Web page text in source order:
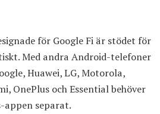
för Google Fi är stödet för
Med andra Android-telefoner
Huawei, LG, Motorola,
OnePlus och Essential behöver
appen separat.